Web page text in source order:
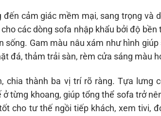
đến cảm giác mềm mại, sang trọng và
các dòng sofa nhập khẩu bởi độ bền
sống. Gam màu nâu xám như hình
đá, thảm trải sàn, rèm cửa sáng màu
chia thành ba vị trí rõ ràng. Tựa lưng
từng khoang, giúp tổng thể sofa trở
cho tư thế ngồi tiếp khách, xem tivi,